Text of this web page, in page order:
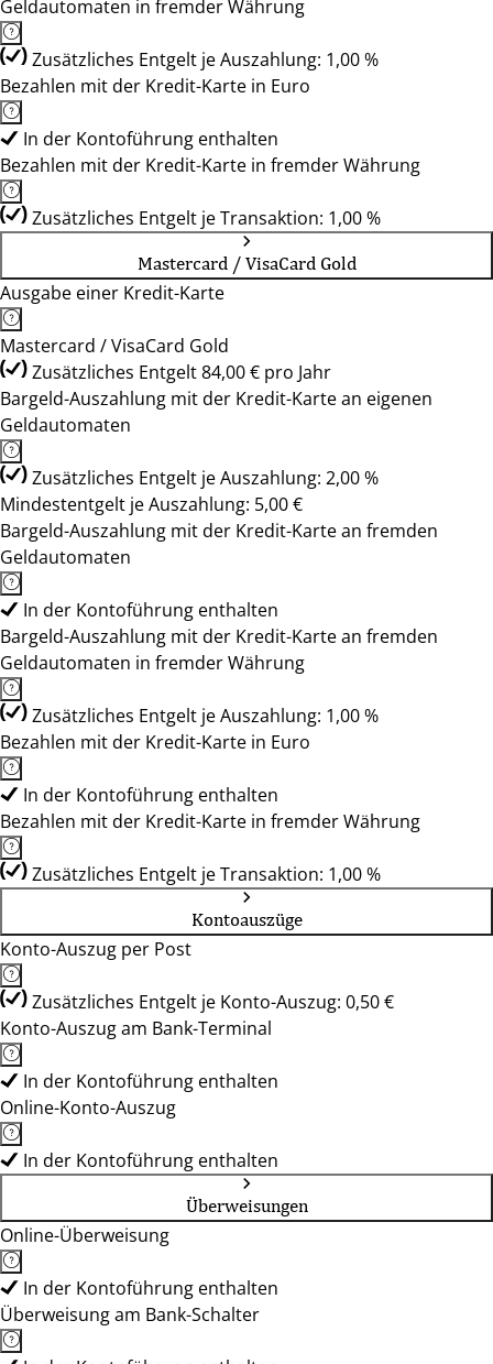
Geldautomaten in fremder Währung
Zusätzliches Entgelt je Auszahlung: 1,00 %
Bezahlen mit der Kredit-Karte in Euro
In der Kontoführung enthalten
Bezahlen mit der Kredit-Karte in fremder Währung
Zusätzliches Entgelt je Transaktion: 1,00 %
Mastercard / VisaCard Gold
Ausgabe einer Kredit-Karte
Mastercard / VisaCard Gold
Zusätzliches Entgelt 84,00 € pro Jahr
Bargeld-Auszahlung mit der Kredit-Karte an eigenen
Geldautomaten
Zusätzliches Entgelt je Auszahlung: 2,00 %
Mindestentgelt je Auszahlung: 5,00 €
Bargeld-Auszahlung mit der Kredit-Karte an fremden
Geldautomaten
In der Kontoführung enthalten
Bargeld-Auszahlung mit der Kredit-Karte an fremden
Geldautomaten in fremder Währung
Zusätzliches Entgelt je Auszahlung: 1,00 %
Bezahlen mit der Kredit-Karte in Euro
In der Kontoführung enthalten
Bezahlen mit der Kredit-Karte in fremder Währung
Zusätzliches Entgelt je Transaktion: 1,00 %
Kontoauszüge
Konto-Auszug per Post
Zusätzliches Entgelt je Konto-Auszug: 0,50 €
Konto-Auszug am Bank-Terminal
In der Kontoführung enthalten
Online-Konto-Auszug
In der Kontoführung enthalten
Überweisungen
Online-Überweisung
In der Kontoführung enthalten
Überweisung am Bank-Schalter